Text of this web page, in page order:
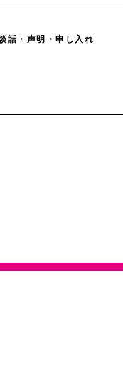
話・声明・申し入れ